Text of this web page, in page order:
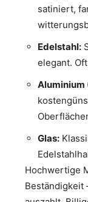
satiniert,
Edelstahl:
elegant.
Aluminium
Glas:
Hochwertige
Beständigkeit